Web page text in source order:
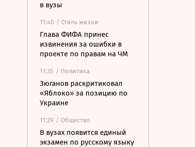
в вузы
11:40 / Стиль жизни
Глава ФИФА принес
извинения за ошибки в
проекте по правам на ЧМ
11:35 / Политика
Зюганов раскритиковал
«Яблоко» за позицию по
Украине
11:29 / Общество
В вузах появится единый
экзамен по русскому языку